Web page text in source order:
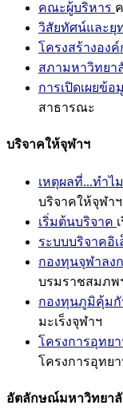
คณะผู้บริหาร
วิสัยทัศน์และยุ
โครงสร้างองค์
สภามหาวิทยา
การเปิดเผยข้
สาธารณะ
บริจาคให้จุฬาฯ
เหตุผลที่...ทำไ
บริจาคให้จุฬาฯ
เริ่มต้นบริจาค
ระบบบริจาคอิ
กองทุนจุฬาลง
บรมราชสมภพ
กองทุนภูมิคุ้มกั
มะเร็งจุฬาฯ
โครงการอุทย
โครงการอุทย
อัตลักษณ์มหาวิทยา